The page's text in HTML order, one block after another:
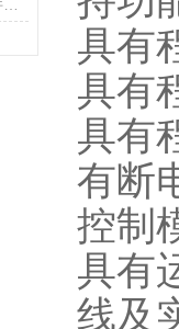
冷热冲击试验箱低温故障与哪些条件有关
具有
具有
具有
有断
控制
具有
线及